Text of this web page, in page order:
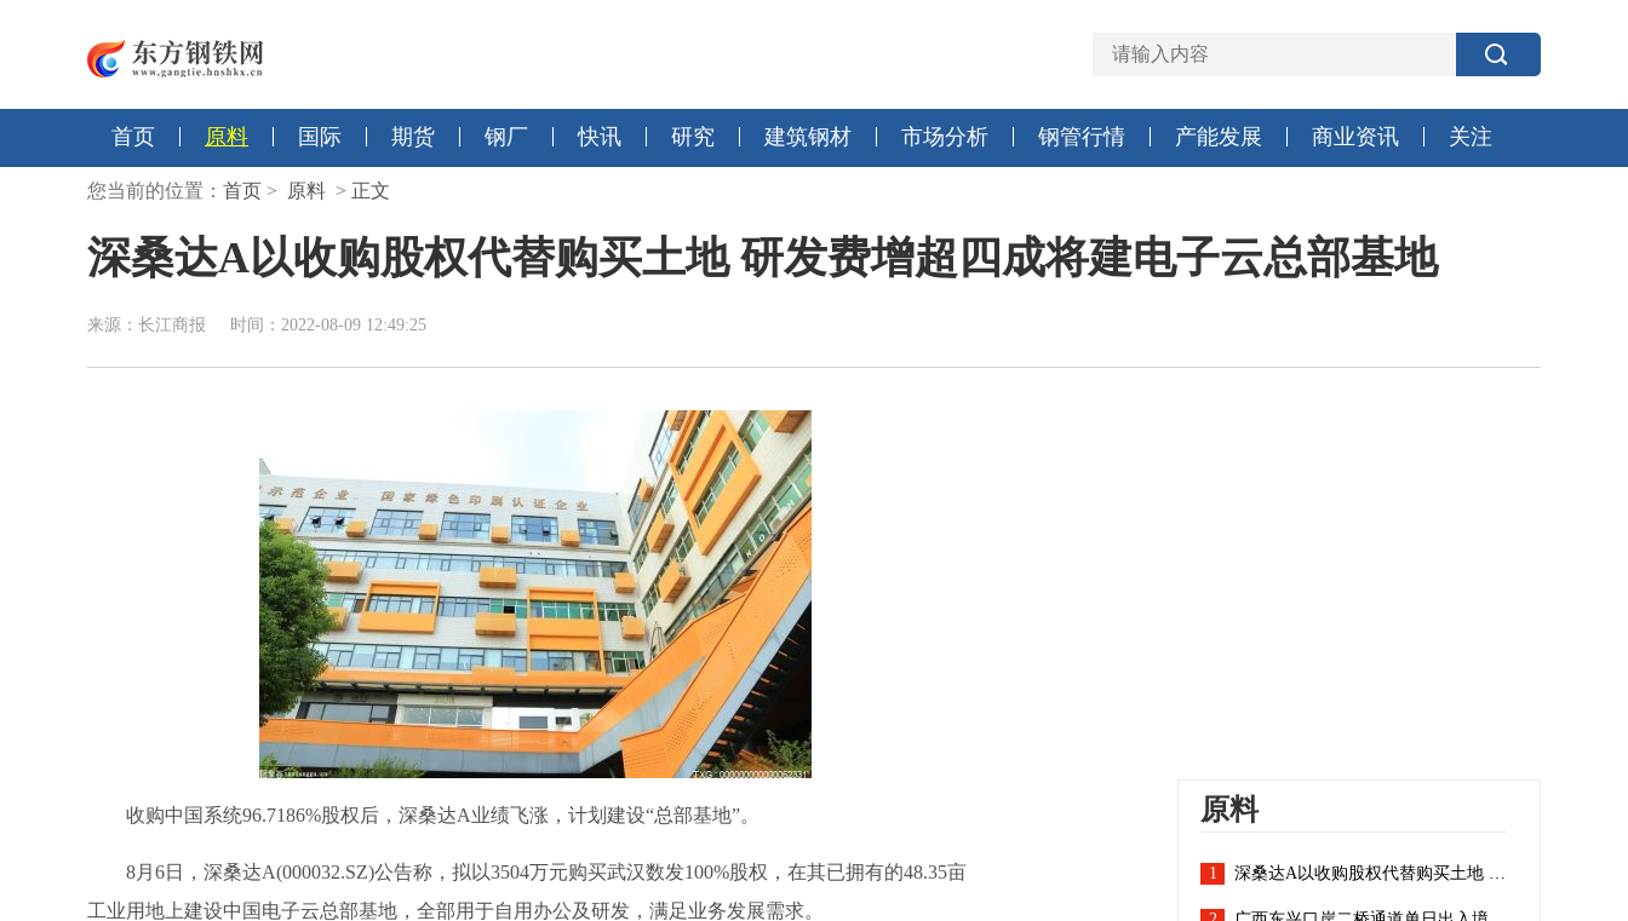
首页 原料 国际 期货 钢厂 快讯 研究 建筑钢材 市场分析 钢管行情 产能发展 商业资讯 关注
您当前的位置： 首页 > 原料 > 正文
深桑达A以收购股权代替购买土地 研发费增超四成将建电子云总部基地
来源：长江商报 时间：2022-08-09 12:49:25
收购中国系统96.7186%股权后，深桑达A业绩飞涨，计划建设“总部基地”。
8月6日，深桑达A(000032.SZ)公告称，拟以3504万元购买武汉数发100%股权，在其已拥有的48.35亩
工业用地上建设中国电子云总部基地，全部用于自用办公及研发，满足业务发展需求。
原料
1 深桑达A以收购股权代替购买土地 研发费增超四成将建电子云总部基地